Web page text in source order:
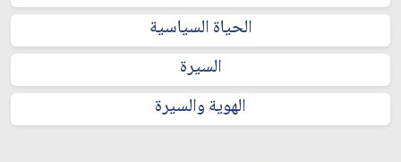
الحياة السياسية
السيرة
الهوية والسيرة